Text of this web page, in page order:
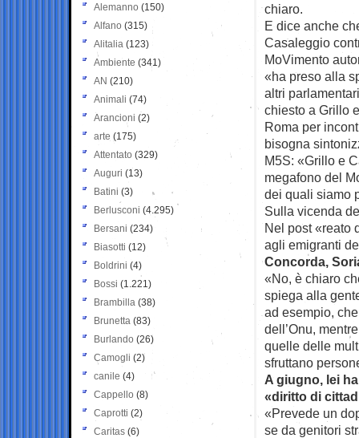
chiaro.
E dice anche
Casaleggio
MoVimento
«ha preso alla
altri
chiesto a Grillo
Roma per
bisogna
M5S: «Grillo e
megafono del
dei quali siamo
Sulla vicenda
Nel post «reato
agli emigranti
Concorda,
«No, è chiaro
spiega alla
ad esempio,
dell’Onu,
quelle delle
sfruttano
A giugno, lei
«diritto di
«Prevede un
se da genitori
Alemanno (150)
Alfano (315)
Alitalia (123)
Ambiente (341)
AN (210)
Animali (74)
Arancioni (2)
arte (175)
Attentato (329)
Auguri (13)
Batini (3)
Berlusconi (4.295)
Bersani (234)
Biasotti (12)
Boldrini (4)
Bossi (1.221)
Brambilla (38)
Brunetta (83)
Burlando (26)
Camogli (2)
canile (4)
Cappello (8)
Caprotti (2)
Caritas (6)